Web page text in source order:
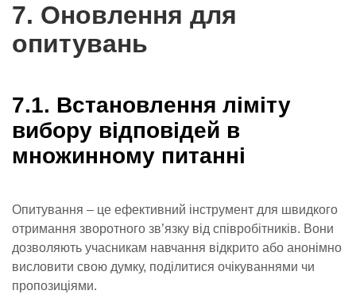
7. Оновлення для
опитувань
7.1. Встановлення ліміту
вибору відповідей в
множинному питанні
Опитування – це ефективний інструмент для швидкого
отримання зворотного зв’язку від співробітників. Вони
дозволяють учасникам навчання відкрито або анонімно
висловити свою думку, поділитися очікуваннями чи
пропозиціями.